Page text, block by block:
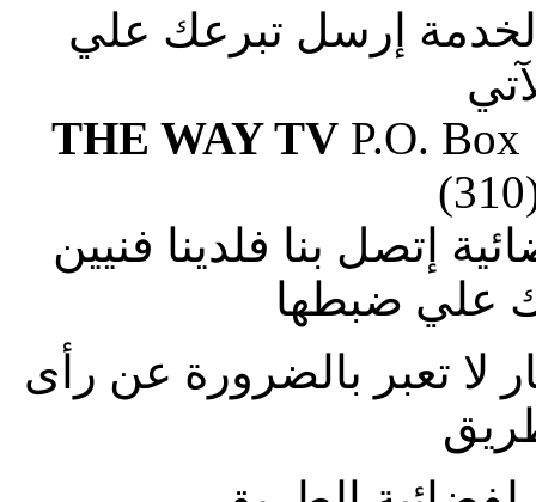
إرسل تبرعك علي
THE WAY TVP.O. Box
إتصل بنا فلدينا فنيين
علي ضبطها
لا تعبر بالضرورة عن رأى